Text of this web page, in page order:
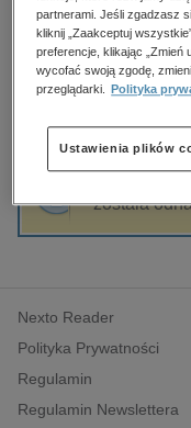
budownictwo,
biznesowe,
edukacja
hobby, sport,
komputery,
polityka,
psychologiczne
inne
popularno-
Kazimierz
Sortowanie
została
Nexto Reader
Polityka Prywatności
Regulamin
Regulamin Newslettera
partnerami. Jeśli zgadzasz
kliknij „Zaakceptuj
preferencje, klikając „Zmień
wycofać swoją zgodę,
przeglądarki.
Polityka
Ustawienia plików